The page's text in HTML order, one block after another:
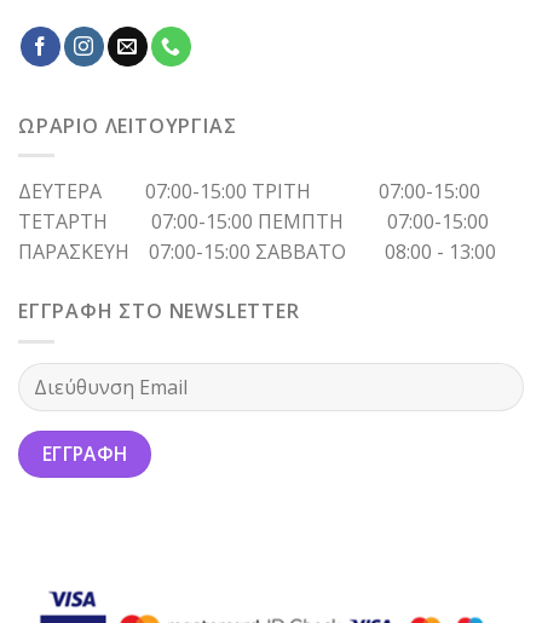
ΩΡΑΡΙΟ ΛΕΙΤΟΥΡΓΙΑΣ
ΔΕΥΤΕΡΑ 07:00-15:00 ΤΡΙΤΗ 07:00-15:00
ΤΕΤΑΡΤΗ 07:00-15:00 ΠΕΜΠΤΗ 07:00-15:00
ΠΑΡΑΣΚΕΥΗ 07:00-15:00 ΣΑΒΒΑΤΟ 08:00 - 13:00
ΕΓΓΡΑΦΗ ΣΤΟ NEWSLETTER